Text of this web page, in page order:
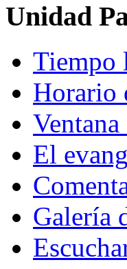
Unidad
Tiempo
Horario
El
Galería